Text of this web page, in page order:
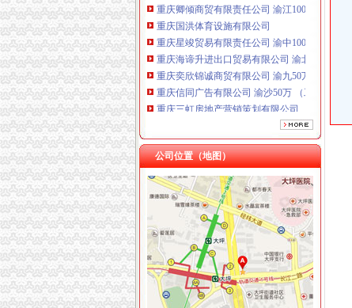
重庆国洪体育设施有限公司
重庆星竣贸易有限责任公司 渝中100万 （进出
重庆海谛升进出口贸易有限公司 渝北100万 （
重庆奕欣锦诚商贸有限公司 渝九50万 （工商注
重庆信同广告有限公司 渝沙50万 （工商注册）
重庆三虹房地产营销策划有限公司
重庆宝鹰汽车销售有限公司
重庆鸽牌电线电缆有限公司 渝北10010万 (进
重庆傲志众达投资咨询有限责任公司 渝九1000
重庆臣夫商贸有限公司 （执照专让）
重庆卿倾商贸有限责任公司 渝江100万 （工商
重庆国洪体育设施有限公司
重庆星竣贸易有限责任公司 渝中100万 （进出
重庆海谛升进出口贸易有限公司 渝北100万 （
重庆奕欣锦诚商贸有限公司 渝九50万 （工商注
重庆信同广告有限公司 渝沙50万 （工商注册）
重庆三虹房地产营销策划有限公司
重庆宝鹰汽车销售有限公司
公司位置（地图）
增值税核定标准
福建省国家税务局关于调整部分农产品增值税
农产品增值税进项税额核定扣除标准的核准-吐
增值税进项税额扣除标准核定（依申请）
财政部国家税务总局关于在部分行业试行农产
财政部国家税务总局关于在部分行业试行农产
关于调整农产品增值税进项税额核定扣除标准
增值税发票核定调整-安康市人民
改进农产品增值税核定扣除办法
新增知识点：农产品增值税进项税额核定办法_
农产品增值税进项税额扣除标准应履行核定程
农产品增值税进项税额扣除标准核定申请表
财税[2012]38号关于在部分行业试行农产品增
农产品增值税进项税额核定办法中的公式
农产品增值税进项税核定扣除办法解读_税屋
小规模纳税人增值税核定低报税标准会计凭证
关于本市部分行业试行农产品增值税进项税额
山东省国家税务局关于部分农产品增值税进项